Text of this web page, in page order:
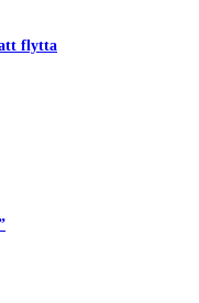
flytta